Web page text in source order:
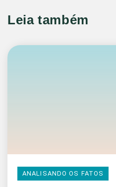
Leia também
ANALISANDO OS FATOS